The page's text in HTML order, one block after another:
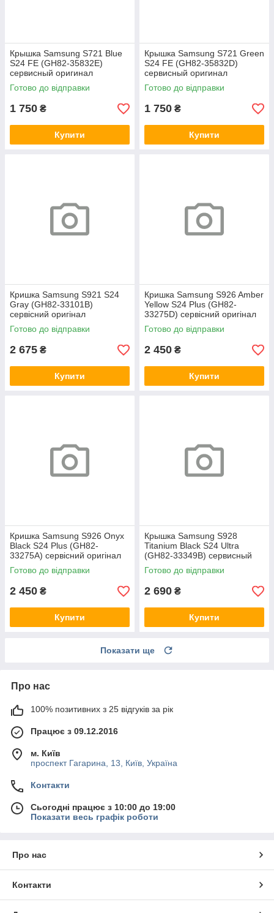
Крышка Samsung S721 Blue
S24 FE (GH82-35832E)
сервисный оригинал
Готово до відправки
1 750 ₴
Купити
Крышка Samsung S721 Green
S24 FE (GH82-35832D)
сервисный оригинал
Готово до відправки
1 750 ₴
Купити
Кришка Samsung S921 S24
Gray (GH82-33101B)
сервісний оригінал
Готово до відправки
2 675 ₴
Купити
Кришка Samsung S926 Amber
Yellow S24 Plus (GH82-
33275D) сервісний оригінал
Готово до відправки
2 450 ₴
Купити
Кришка Samsung S926 Onyx
Black S24 Plus (GH82-
33275A) сервісний оригінал
Готово до відправки
2 450 ₴
Купити
Крышка Samsung S928
Titanium Black S24 Ultra
(GH82-33349B) сервисный
оригинал
Готово до відправки
2 690 ₴
Купити
Показати ще
Про нас
100% позитивних з 25 відгуків за рік
Працює з 09.12.2016
м. Київ
проспект Гагарина, 13, Київ, Україна
Контакти
Сьогодні працює з 10:00 до 19:00
Показати весь графік роботи
Про нас
Контакти